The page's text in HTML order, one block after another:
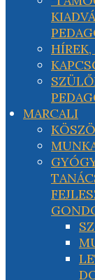
MARCALI